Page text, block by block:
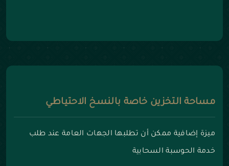
مساحة التخزين خاصة بالنسخ الاحتياطي
ميزة إضافية ممكن أن تطلبها الجهات العامة عند طلب
خدمة الحوسبة السحابية